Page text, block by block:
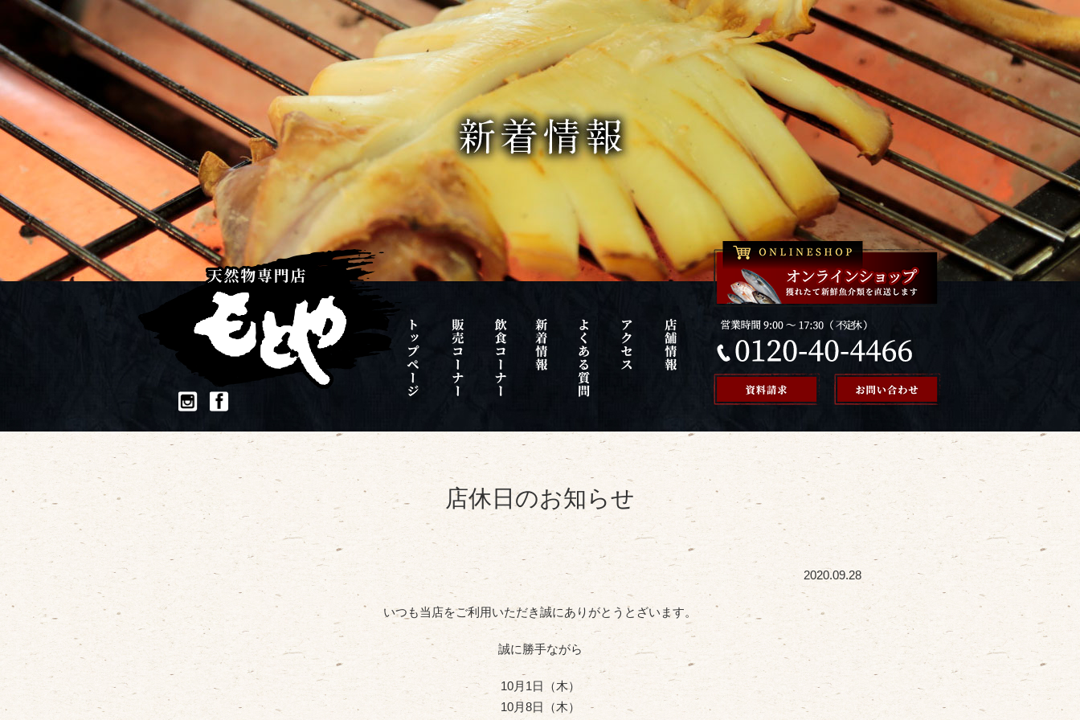
店休日のお知らせ
2020.09.28
いつも当店をご利用いただき誠にありがとうとざいます。
誠に勝手ながら
10月1日（木）
10月8日（木）